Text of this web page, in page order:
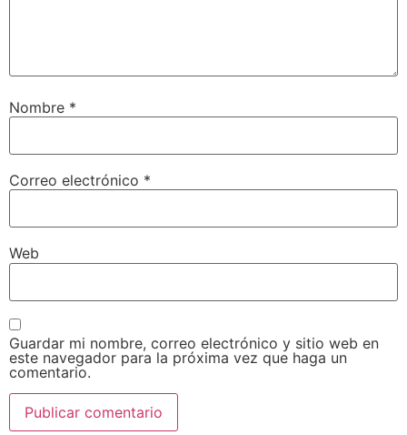
Nombre *
Correo electrónico *
Web
Guardar mi nombre, correo electrónico y sitio web en
este navegador para la próxima vez que haga un
comentario.